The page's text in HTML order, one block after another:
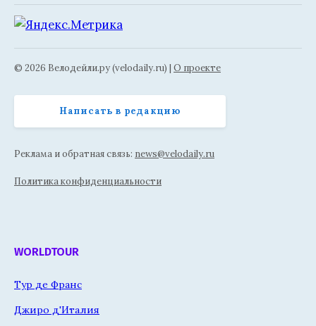
© 2026 Велодейли.ру (velodaily.ru) | О проекте
Написать в редакцию
Реклама и обратная связь: news@velodaily.ru
Политика конфиденциальности
WORLDTOUR
Тур де Франс
Джиро д'Италия